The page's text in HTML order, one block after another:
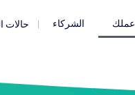
عملك الشركاء حالات